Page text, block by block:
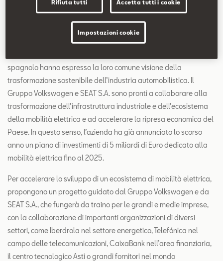
Maroto e ai membri del Consiglio di Amministrazione di SEAT S.A.,
Stefan Piëch e Mark Porsche.
spagnolo hanno espresso la loro comune visione della
trasformazione sostenibile dell’industria automobilistica. Il
Gruppo Volkswagen e SEAT S.A. sono pronti a collaborare alla
trasformazione dell’infrastruttura industriale e dell’ecosistema
della mobilità elettrica e ad accelerare la ripresa economica del
Paese. In questo senso, l’azienda ha già annunciato lo scorso
anno un piano di investimenti di 5 miliardi di Euro dedicato alla
mobilità elettrica fino al 2025.
Per accelerare lo sviluppo di un ecosistema di mobilità elettrica,
propongono un progetto guidato dal Gruppo Volkswagen e da
SEAT S.A., che fungerà da traino per le grandi e medie imprese,
con la collaborazione di importanti organizzazioni di diversi
settori, come Iberdrola nel settore energetico, Telefónica nel
campo delle telecomunicazioni, CaixaBank nell’area finanziaria,
il centro tecnologico Asti o grandi fornitori nel mondo
Rifiuta tutti Accetta tutti i cookie
Impostazioni cookie